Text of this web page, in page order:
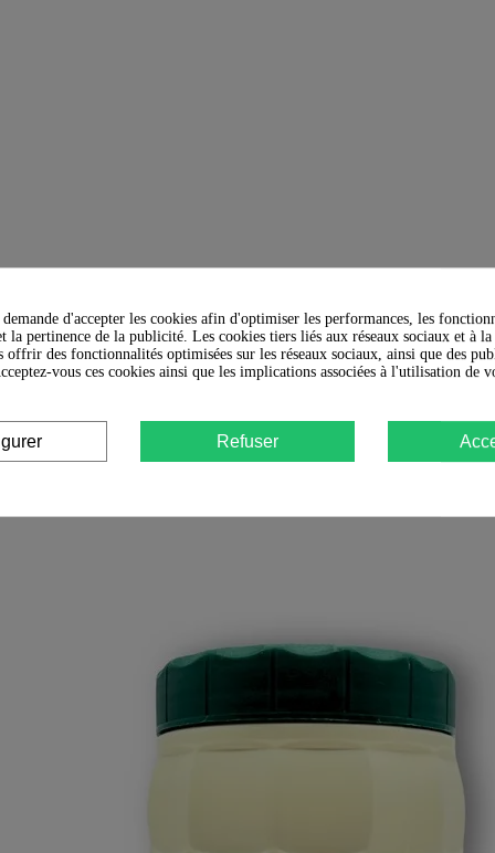
demande d'accepter les cookies afin d'optimiser les performances, les
la pertinence de la publicité. Les cookies tiers liés aux réseaux sociaux et à
offrir des fonctionnalités optimisées sur les réseaux sociaux, ainsi que des
vous ces cookies ainsi que les implications associées à l'utilisation de
Refuser